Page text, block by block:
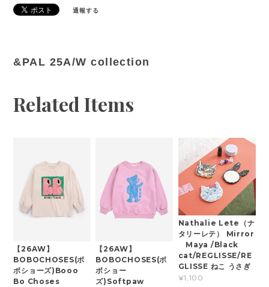
通報する
&PAL 25A/W collection
Related Items
【26AW】
BOBOCHOSES(ボ
ボショーズ)Booo
Bo Choses
【26AW】
BOBOCHOSES(ボ
ボショー
ズ)Softpaw
Nathalie Lete（ナ
タリーレテ） Mirror
Maya /Black
cat/REGLISSE/RE
GLISSE ねこ うさぎ
¥1,100